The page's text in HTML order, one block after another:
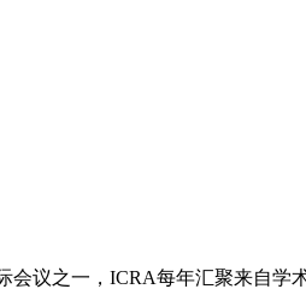
议之一，ICRA每年汇聚来自学